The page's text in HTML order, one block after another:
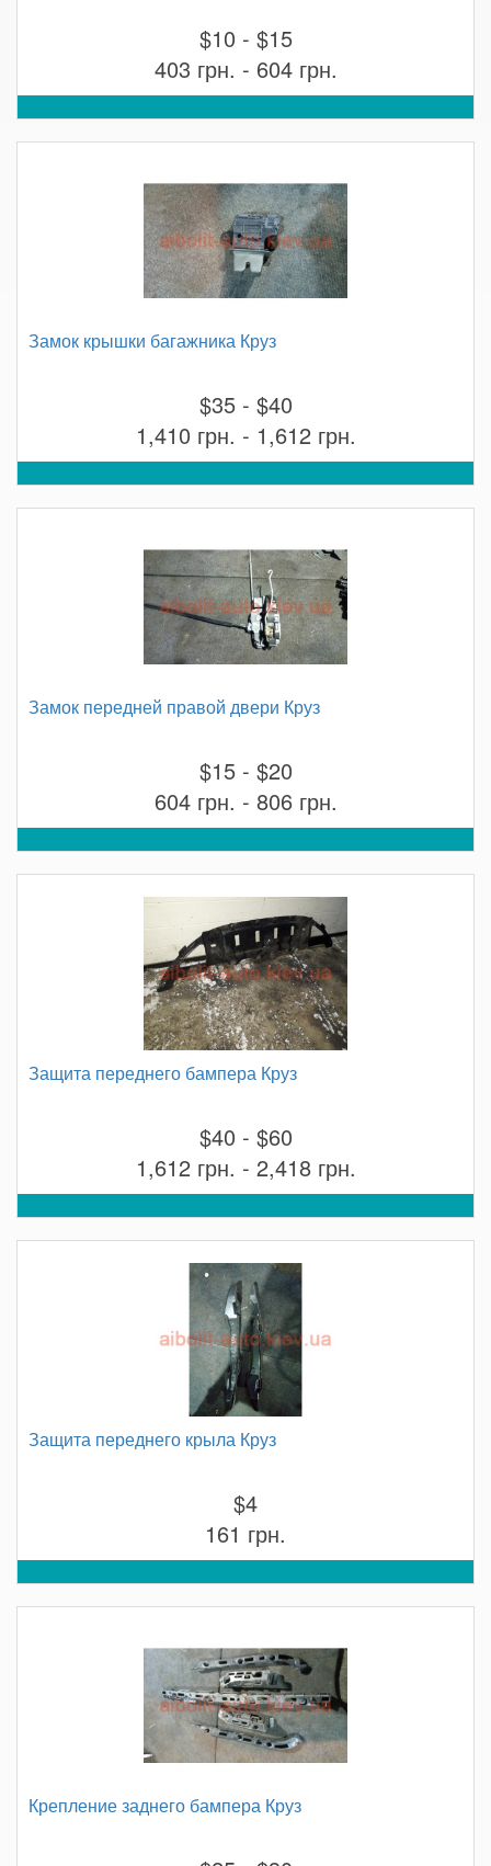
$10 - $15
403 грн. - 604 грн.
Замок крышки багажника Круз
$35 - $40
1,410 грн. - 1,612 грн.
Замок передней правой двери Круз
$15 - $20
604 грн. - 806 грн.
Защита переднего бампера Круз
$40 - $60
1,612 грн. - 2,418 грн.
Защита переднего крыла Круз
$4
161 грн.
Крепление заднего бампера Круз